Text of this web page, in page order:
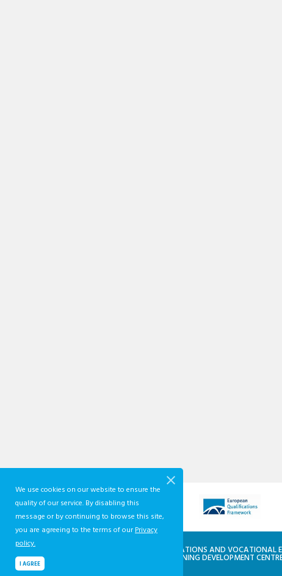
We use cookies on our website to ensure the
quality of our service. By disabling this
message or by continuing to browse this site,
you are agreeing to the terms of ourPrivacy
policy.
I AGREE
QUALIFICATIONS AND VOCATIONAL
AND TRAINING DEVELOPMENT